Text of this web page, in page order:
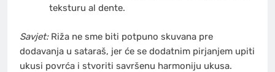
teksturu al dente.
Savjet:Riža ne sme biti potpuno skuvana pre
dodavanja u sataraš, jer će se dodatnim pirjanjem upiti
ukusi povrća i stvoriti savršenu harmoniju ukusa.